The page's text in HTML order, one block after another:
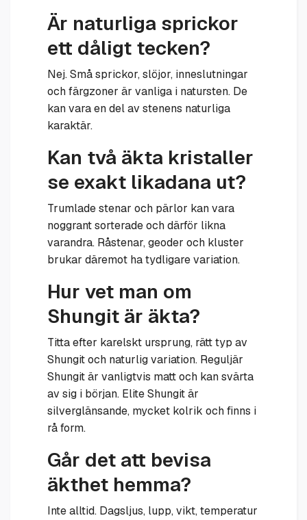
Är naturliga sprickor
ett dåligt tecken?
Nej. Små sprickor, slöjor, inneslutningar
och färgzoner är vanliga i natursten. De
kan vara en del av stenens naturliga
karaktär.
Kan två äkta kristaller
se exakt likadana ut?
Trumlade stenar och pärlor kan vara
noggrant sorterade och därför likna
varandra. Råstenar, geoder och kluster
brukar däremot ha tydligare variation.
Hur vet man om
Shungit är äkta?
Titta efter karelskt ursprung, rätt typ av
Shungit och naturlig variation. Reguljär
Shungit är vanligtvis matt och kan svärta
av sig i början. Elite Shungit är
silverglänsande, mycket kolrik och finns i
rå form.
Går det att bevisa
äkthet hemma?
Inte alltid. Dagsljus, lupp, vikt, temperatur